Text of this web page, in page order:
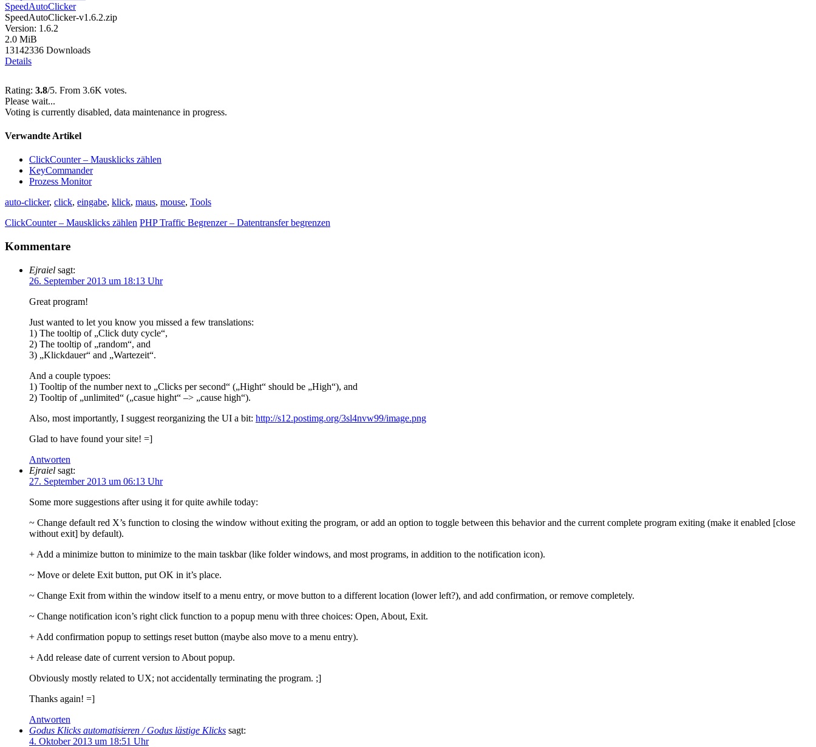
SpeedAutoClicker
SpeedAutoClicker-v1.6.2.zip
Version: 1.6.2
2.0 MiB
13142336 Downloads
Details
Rating: 3.8/5. From 3.6K votes.
Please wait...
Voting is currently disabled, data maintenance in progress.
Verwandte Artikel
ClickCounter – Mausklicks zählen
KeyCommander
Prozess Monitor
auto-clicker, click, eingabe, klick, maus, mouse, Tools
ClickCounter – Mausklicks zählen PHP Traffic Begrenzer – Datentransfer begrenzen
Kommentare
Ejraiel sagt:
26. September 2013 um 18:13 Uhr
Great program!
Just wanted to let you know you missed a few translations:
1) The tooltip of „Click duty cycle“,
2) The tooltip of „random“, and
3) „Klickdauer“ and „Wartezeit“.
And a couple typoes:
1) Tooltip of the number next to „Clicks per second“ („Hight“ should be „High“), and
2) Tooltip of „unlimited“ („casue hight“ –> „cause high“).
Also, most importantly, I suggest reorganizing the UI a bit: http://s12.postimg.org/3sl4nvw99/image.png
Glad to have found your site! =]
Antworten
Ejraiel sagt:
27. September 2013 um 06:13 Uhr
Some more suggestions after using it for quite awhile today:
~ Change default red X’s function to closing the window without exiting the program, or add an option to toggle between this behavior and the current complete program exiting (make it enabled [close
without exit] by default).
+ Add a minimize button to minimize to the main taskbar (like folder windows, and most programs, in addition to the notification icon).
~ Move or delete Exit button, put OK in it’s place.
~ Change Exit from within the window itself to a menu entry, or move button to a different location (lower left?), and add confirmation, or remove completely.
~ Change notification icon’s right click function to a popup menu with three choices: Open, About, Exit.
+ Add confirmation popup to settings reset button (maybe also move to a menu entry).
+ Add release date of current version to About popup.
Obviously mostly related to UX; not accidentally terminating the program. ;]
Thanks again! =]
Antworten
Godus Klicks automatisieren / Godus lästige Klicks sagt:
4. Oktober 2013 um 18:51 Uhr